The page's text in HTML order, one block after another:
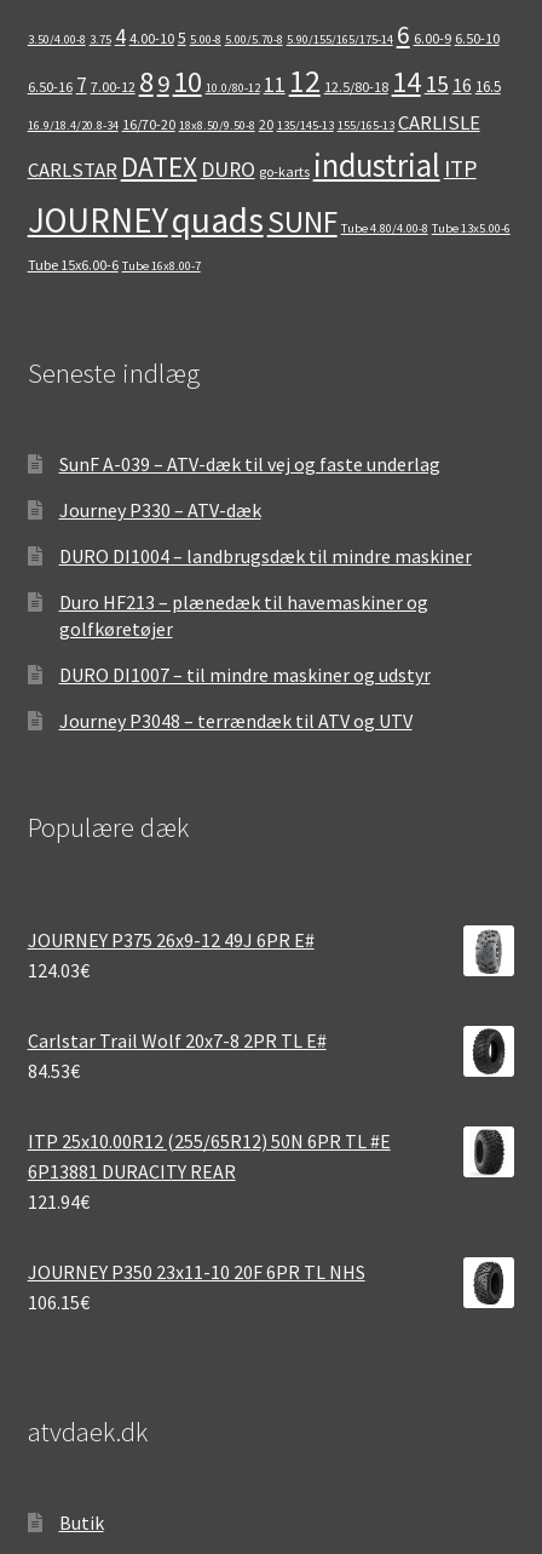
3.50/4.00-8 3.75 4 4.00-10 5 5.00-8 5.00/5.70-8 5.90/155/165/175-14 6 6.00-9 6.50-10
6.50-16 7 7.00-12 89 10 10.0/80-12 11 12 12.5/80-18 14 15 16 16.5
16.9/18.4/20.8-34 16/70-20 18x8.50/9.50-8 20 135/145-13 155/165-13 CARLISLE
CARLSTAR DATEX DURO go-karts industrial ITP
JOURNEYquadsSUNF Tube 4.80/4.00-8 Tube 13x5.00-6
Tube 15x6.00-6 Tube 16x8.00-7
Seneste indlæg
SunF A-039 – ATV-dæk til vej og faste underlag
Journey P330 – ATV-dæk
DURO DI1004 – landbrugsdæk til mindre maskiner
Duro HF213 – plænedæk til havemaskiner og
golfkøretøjer
DURO DI1007 – til mindre maskiner og udstyr
Journey P3048 – terrændæk til ATV og UTV
Populære dæk
JOURNEY P375 26x9-12 49J 6PR E#
124.03€
Carlstar Trail Wolf 20x7-8 2PR TL E#
84.53€
ITP 25x10.00R12 (255/65R12) 50N 6PR TL #E
6P13881 DURACITY REAR
121.94€
JOURNEY P350 23x11-10 20F 6PR TL NHS
106.15€
atvdaek.dk
Butik